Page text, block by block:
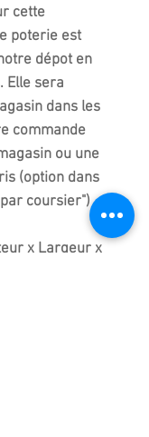
cette
poterie est
dépot en
Elle sera
dans les
commande
ou une
(option dans
coursier")
x Largeur x